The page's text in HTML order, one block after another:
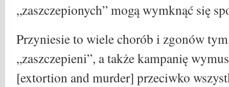
„zaszczepionych” mogą wymknąć się
Przyniesie to wiele chorób i zgonów
„zaszczepieni”, a także kampanię
[extortion and murder] przeciwko